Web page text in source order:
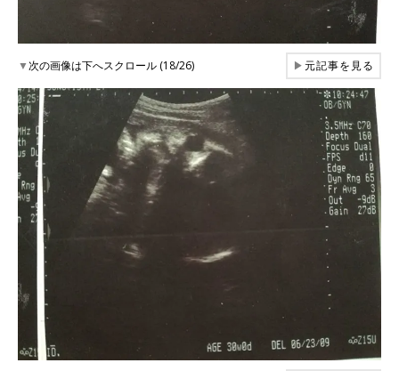
▼次の画像は下へスクロール (18/26) ▶元記事を見る